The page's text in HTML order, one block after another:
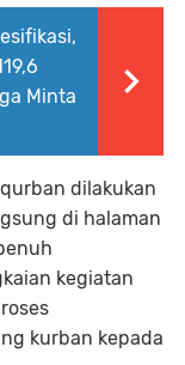
Minta
dilakukan
di halaman
kegiatan
kurban kepada